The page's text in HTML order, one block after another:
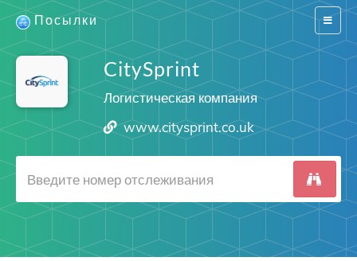
Switch
Посылки
CitySprint
Логистическая компания
www.citysprint.co.uk